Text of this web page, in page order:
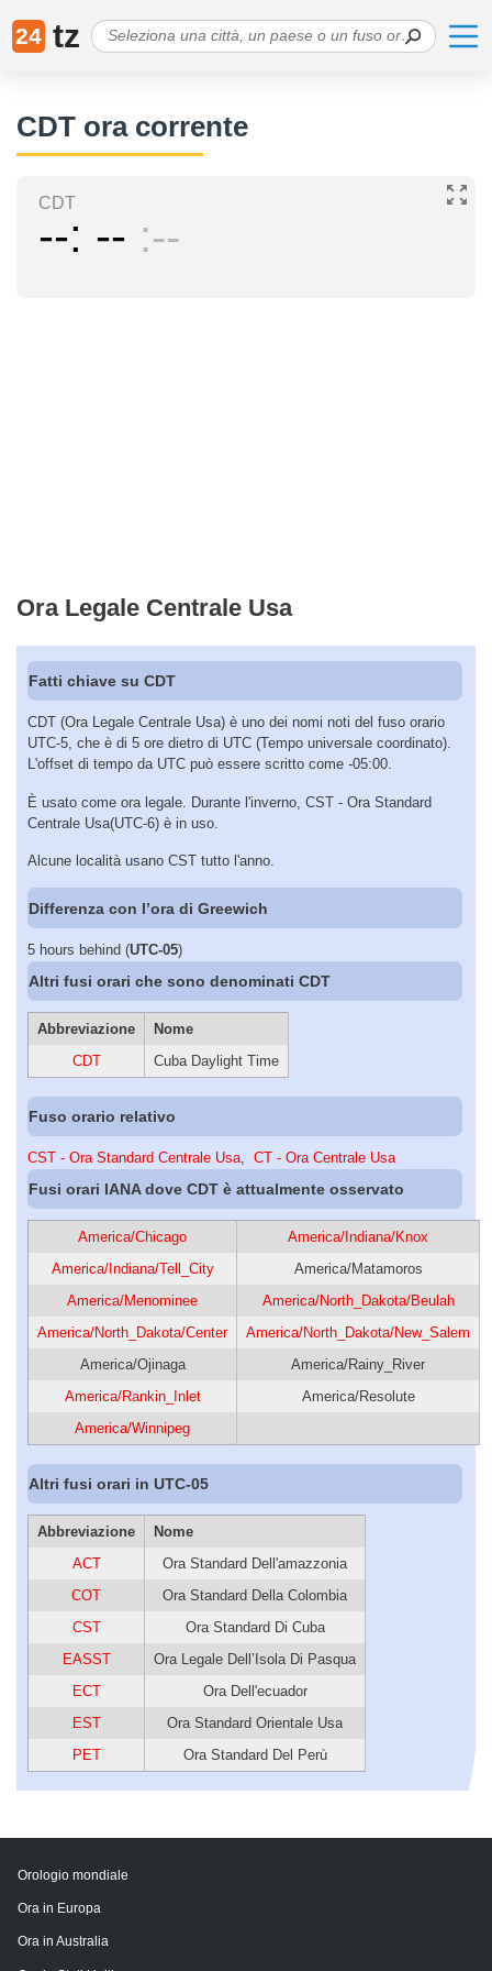
24 tz
CDT ora corrente
CDT
-- -- --
Ora Legale Centrale Usa
Fatti chiave su CDT
CDT (Ora Legale Centrale Usa) è uno dei nomi noti del fuso orario
UTC-5, che è di 5 ore dietro di UTC (Tempo universale coordinato).
L'offset di tempo da UTC può essere scritto come -05:00.
È usato come ora legale. Durante l'inverno, CST - Ora Standard
Centrale Usa(UTC-6) è in uso.
Alcune località usano CST tutto l'anno.
Differenza con l’ora di Greewich
5 hours behind (UTC-05)
Altri fusi orari che sono denominati CDT
Abbreviazione
Nome
CDT
Cuba Daylight Time
Fuso orario relativo
CST - Ora Standard Centrale Usa CT - Ora Centrale Usa
Fusi orari IANA dove CDT è attualmente osservato
America/Chicago
America/Indiana/Knox
America/Indiana/Tell_City
America/Matamoros
America/Menominee
America/North_Dakota/Beulah
America/North_Dakota/Center
America/North_Dakota/New_Salem
America/Ojinaga
America/Rainy_River
America/Rankin_Inlet
America/Resolute
America/Winnipeg
Altri fusi orari in UTC-05
Abbreviazione
Nome
ACT
Ora Standard Dell'amazzonia
COT
Ora Standard Della Colombia
CST
Ora Standard Di Cuba
EASST
Ora Legale Dell’Isola Di Pasqua
ECT
Ora Dell'ecuador
EST
Ora Standard Orientale Usa
PET
Ora Standard Del Perù
Orologio mondiale
Ora in Europa
Ora in Australia